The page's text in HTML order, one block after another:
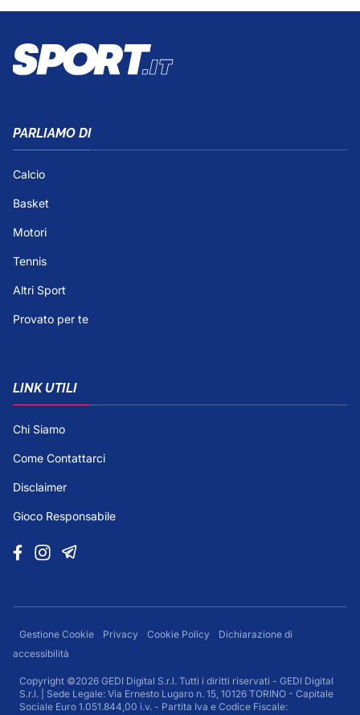
PARLIAMO DI
Calcio
Basket
Motori
Tennis
Altri Sport
Provato per te
LINK UTILI
Chi Siamo
Come Contattarci
Disclaimer
Gioco Responsabile
Gestione Cookie Privacy Cookie Policy
Dichiarazione di
accessibilità
Copyright ©2026 GEDI Digital S.r.l. Tutti i diritti riservati - GEDI Digital
S.r.l. | Sede Legale: Via Ernesto Lugaro n. 15, 10126 TORINO - Capitale
Sociale Euro 1.051.844,00 i.v. - Partita Iva e Codice Fiscale: